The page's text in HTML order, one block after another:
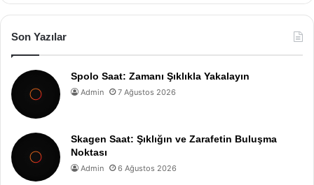
Son Yazılar
Spolo Saat: Zamanı Şıklıkla Yakalayın
Admin 7 Ağustos 2026
Skagen Saat: Şıklığın ve Zarafetin Buluşma
Noktası
Admin 6 Ağustos 2026